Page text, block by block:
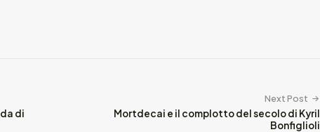
di
Next Post
Mortdecai e il complotto del secolo di Kyril
Bonfiglioli